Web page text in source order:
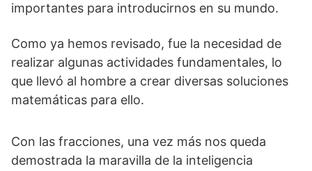
importantes para introducirnos en su mundo.
Como ya hemos revisado, fue la necesidad de
realizar algunas actividades fundamentales, lo
que llevó al hombre a crear diversas soluciones
matemáticas para ello.
Con las fracciones, una vez más nos queda
demostrada la maravilla de la inteligencia